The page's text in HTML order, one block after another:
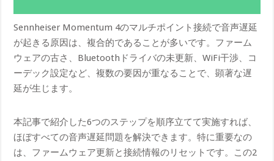
Sennheiser Momentum 4のマルチポイント接続で音声遅延
が起きる原因は、複合的であることが多いです。ファーム
ウェアの古さ、Bluetoothドライバの未更新、WiFi干渉、コ
ーデック設定など、複数の要因が重なることで、顕著な遅
延が生じます。
本記事で紹介した6つのステップを順序立てて実施すれば、
ほぼすべての音声遅延問題を解決できます。特に重要なの
は、ファームウェア更新と接続情報のリセットです。この2